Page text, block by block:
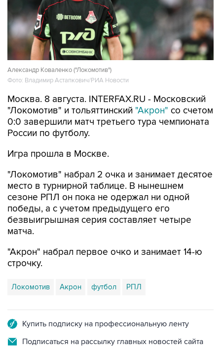
Александр Коваленко ("Локомотив")
Фото: Владимир Астапкович/РИА Новости
Москва. 8 августа. INTERFAX.RU - Московский
"Локомотив" и тольяттинский "Акрон" со счетом
0:0 завершили матч третьего тура чемпионата
России по футболу.
Игра прошла в Москве.
"Локомотив" набрал 2 очка и занимает десятое
место в турнирной таблице. В нынешнем
сезоне РПЛ он пока не одержал ни одной
победы, а с учетом предыдущего его
безвыигрышная серия составляет четыре
матча.
"Акрон" набрал первое очко и занимает 14-ю
строчку.
Локомотив Акрон футбол РПЛ
Купить подписку на профессиональную ленту
Подписаться на рассылку главных новостей сайта